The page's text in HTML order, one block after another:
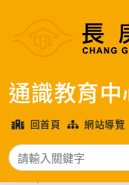
通識教育中
回首頁 網站導覽
首頁
長庚大學各年